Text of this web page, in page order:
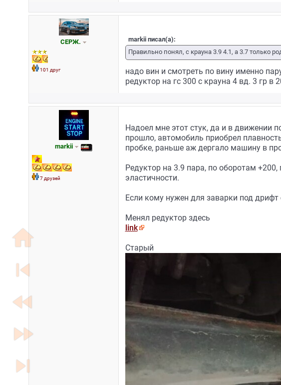
home
skip_previous
fast_rewind
fast_forward
skip_next
СЕРЖ.
101 друг
markii писал(а):
Правильно понял, с крауна 3.9 4.1, а 3.7 только
надо вин и смотреть по вину именно
редуктор на гс 300 с крауна 4 вд. 3 гр
markii
7 друзей
Надоел мне этот стук, да и в движении
прошло, автомобиль приобрел
пробке, раньше аж дергало машину в
Редуктор на 3.9 пара, по оборотам
эластичности.
Если кому нужен для заварки под
Менял редуктор здесь
link
Старый